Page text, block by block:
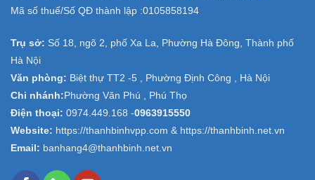
Mã số thuế/Số QĐ thành lập :0105858194
Trụ sở: Số 18, ngõ 2, phố Xa La, Phường Hà Đông, Thành phố
Hà Nội
Văn phòng: Biệt thự TT2 -5 , Phường Định Công , Hà Nội
Chi nhánh:Phường Văn Phú , Phú Thọ
Điện thoại: 0974.449.168 -0963915550
Website: https://thanhbinhvpp.com & https://thanhbinh.net.vn
Email: banhang4@thanhbinh.net.vn